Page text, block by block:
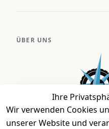
Ihre
Wir verwenden Cookies
unserer Website und
ÜBER UNS